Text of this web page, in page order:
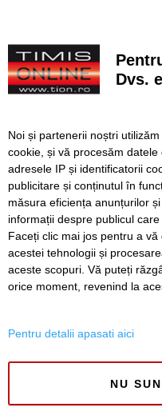
Sorin Maxim, directorul
de muncă, ci un proiect
Horoscop săptămâna 10 -
Ce facem astăzi, 10
Incendiu forestier de
persoane evacuate
SERVICII Redactia
Dvs.
Noi și partenerii noștri
cookie, și vă procesăm
adresele IP și identificatorii
publicitare și conținutul în
măsura eficiența anunțurilor
informații despre publicul
Faceți clic mai jos pentru a
acestei tehnologii și
aceste scopuri. Vă puteți
orice moment, revenind la
Pentru detalii apasati aici
NU